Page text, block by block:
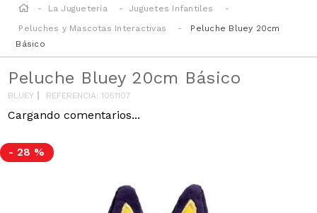
La Juguetería
Juguetes Infantiles
Peluches y Mascotas Interactivas
Peluche Bluey 20cm
Básico
Peluche Bluey 20cm Básico
BLUEY REFERENCIA:1051107
Cargando comentarios...
- 28 %